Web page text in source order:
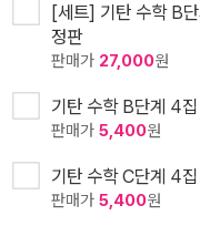
[세트] 기탄 수학 B
정판
판매가 27,000원
기탄 수학 B단계 4
판매가 5,400원
기탄 수학 C단계 4
판매가 5,400원